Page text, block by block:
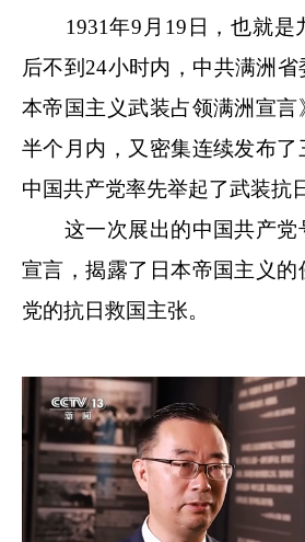
1931年9月19日，也就是
后不到24小时内，中共满洲省
本帝国主义武装占领满洲宣
半个月内，又密集连续发布了
中国共产党率先举起了武装抗
这一次展出的中国共产党
宣言，揭露了日本帝国主义的
党的抗日救国主张。